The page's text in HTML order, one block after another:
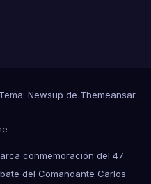
Tema: Newsup de Themeansar
conmemoración del 47
del Comandante Carlos